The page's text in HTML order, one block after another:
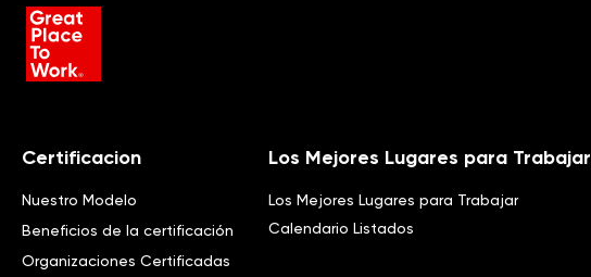
Certificacion
Nuestro Modelo
Beneficios de la certificación
Organizaciones Certificadas
Los Mejores Lugares para Trabajar
Los Mejores Lugares para Trabajar
Calendario Listados